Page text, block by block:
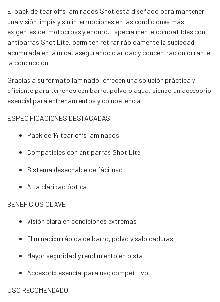
El pack de tear offs laminados Shot está diseñado para mantener
una visión limpia y sin interrupciones en las condiciones más
exigentes del motocross y enduro. Especialmente compatibles con
antiparras Shot Lite, permiten retirar rápidamente la suciedad
acumulada en la mica, asegurando claridad y concentración durante
la conducción.
Gracias a su formato laminado, ofrecen una solución práctica y
eficiente para terrenos con barro, polvo o agua, siendo un accesorio
esencial para entrenamientos y competencia.
ESPECIFICACIONES DESTACADAS
Pack de 14 tear offs laminados
Compatibles con antiparras Shot Lite
Sistema desechable de fácil uso
Alta claridad óptica
BENEFICIOS CLAVE
Visión clara en condiciones extremas
Eliminación rápida de barro, polvo y salpicaduras
Mayor seguridad y rendimiento en pista
Accesorio esencial para uso competitivo
USO RECOMENDADO